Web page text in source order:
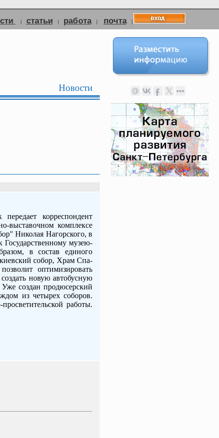
| статьи | работа | почта |
Новости
корреспондент
выставочном комплексе
Николая Нагорского, в
Государственному музею-
в состав единого
собор, Храм Спа-
оптимизировать
новую автобусную
создан продюсерский
из четырех соборов.
работы.